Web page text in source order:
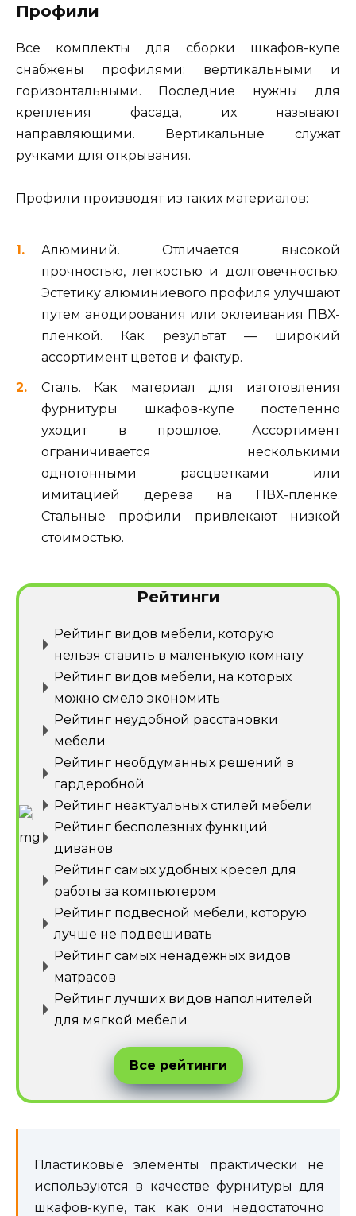
Профили
Все комплекты для сборки шкафов-купе
снабжены профилями: вертикальными и
горизонтальными. Последние нужны для
крепления фасада, их называют
направляющими. Вертикальные служат
ручками для открывания.
Профили производят из таких материалов:
Алюминий. Отличается высокой
прочностью, легкостью и долговечностью.
Эстетику алюминиевого профиля улучшают
путем анодирования или оклеивания ПВХ-
пленкой. Как результат — широкий
ассортимент цветов и фактур.
Сталь. Как материал для изготовления
фурнитуры шкафов-купе постепенно
уходит в прошлое. Ассортимент
ограничивается несколькими
однотонными расцветками или
имитацией дерева на ПВХ-пленке.
Стальные профили привлекают низкой
стоимостью.
Рейтинги
Рейтинг видов мебели, которую
нельзя ставить в маленькую комнату
Рейтинг видов мебели, на которых
можно смело экономить
Рейтинг неудобной расстановки
мебели
Рейтинг необдуманных решений в
гардеробной
Рейтинг неактуальных стилей мебели
Рейтинг бесполезных функций
диванов
Рейтинг самых удобных кресел для
работы за компьютером
Рейтинг подвесной мебели, которую
лучше не подвешивать
Рейтинг самых ненадежных видов
матрасов
Рейтинг лучших видов наполнителей
для мягкой мебели
Все рейтинги
Пластиковые элементы практически не
используются в качестве фурнитуры для
шкафов-купе, так как они недостаточно